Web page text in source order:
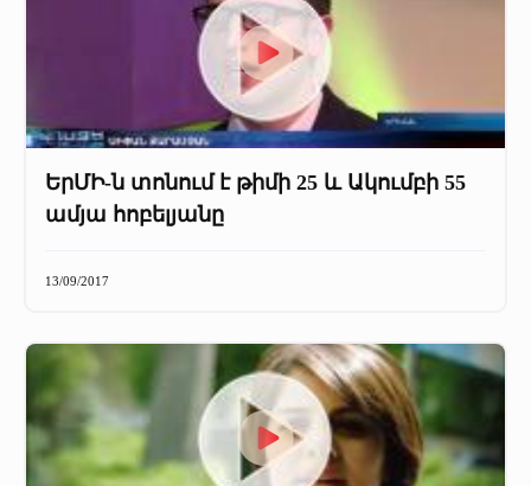
ԵրՄԻ-ն տոնում է թիմի 25 և Ակումբի 55
ամյա հոբելյանը
13/09/2017